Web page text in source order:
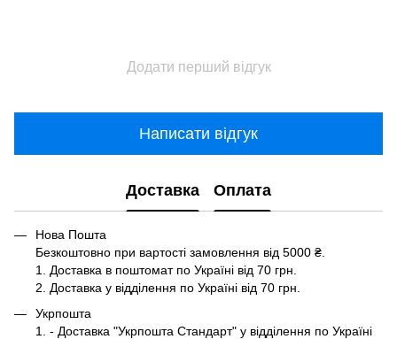
Додати перший відгук
Написати відгук
Доставка Оплата
Нова Пошта
Безкоштовно при вартості замовлення від 5000 ₴.
1. Доставка в поштомат по Україні від 70 грн.
2. Доставка у відділення по Україні від 70 грн.
Укрпошта
1. - Доставка "Укрпошта Стандарт" у відділення по Україні